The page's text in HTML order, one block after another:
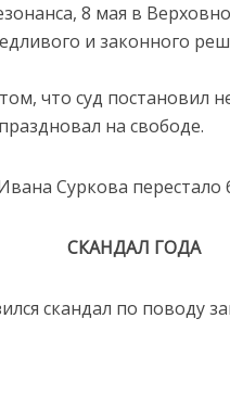
8 мая в
и законного
что суд постановил
на свободе.
Суркова перестало
СКАНДАЛ ГОДА
скандал по поводу